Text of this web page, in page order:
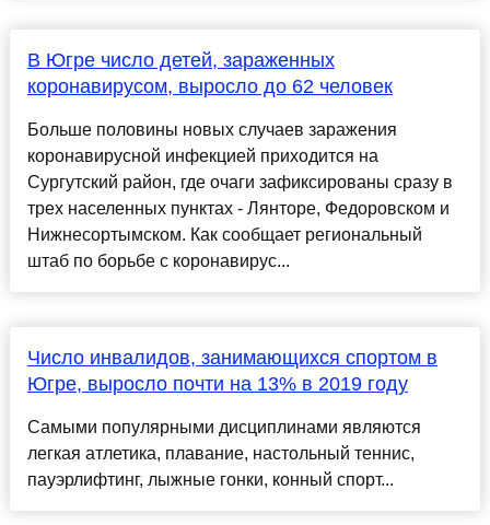
В Югре число детей, зараженных
коронавирусом, выросло до 62 человек
Больше половины новых случаев заражения
коронавирусной инфекцией приходится на
Сургутский район, где очаги зафиксированы сразу в
трех населенных пунктах - Лянторе, Федоровском и
Нижнесортымском. Как сообщает региональный
штаб по борьбе с коронавирус...
Число инвалидов, занимающихся спортом в
Югре, выросло почти на 13% в 2019 году
Самыми популярными дисциплинами являются
легкая атлетика, плавание, настольный теннис,
пауэрлифтинг, лыжные гонки, конный спорт...